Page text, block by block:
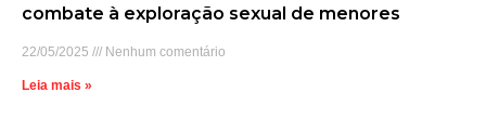
combate à exploração sexual de menores
22/05/2025 Nenhum comentário
Leia mais »